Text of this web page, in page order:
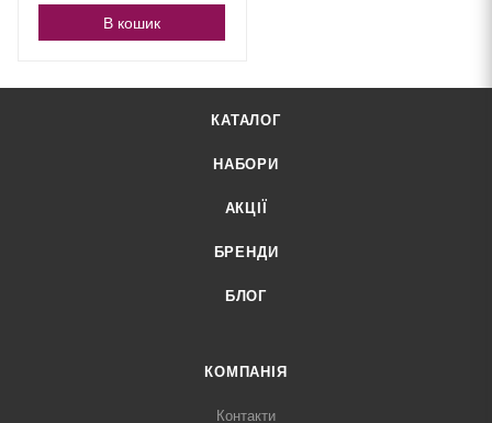
В кошик
КАТАЛОГ
НАБОРИ
АКЦІЇ
БРЕНДИ
БЛОГ
КОМПАНІЯ
Контакти